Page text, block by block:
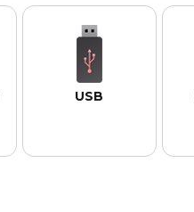
todas as marcas.
USB